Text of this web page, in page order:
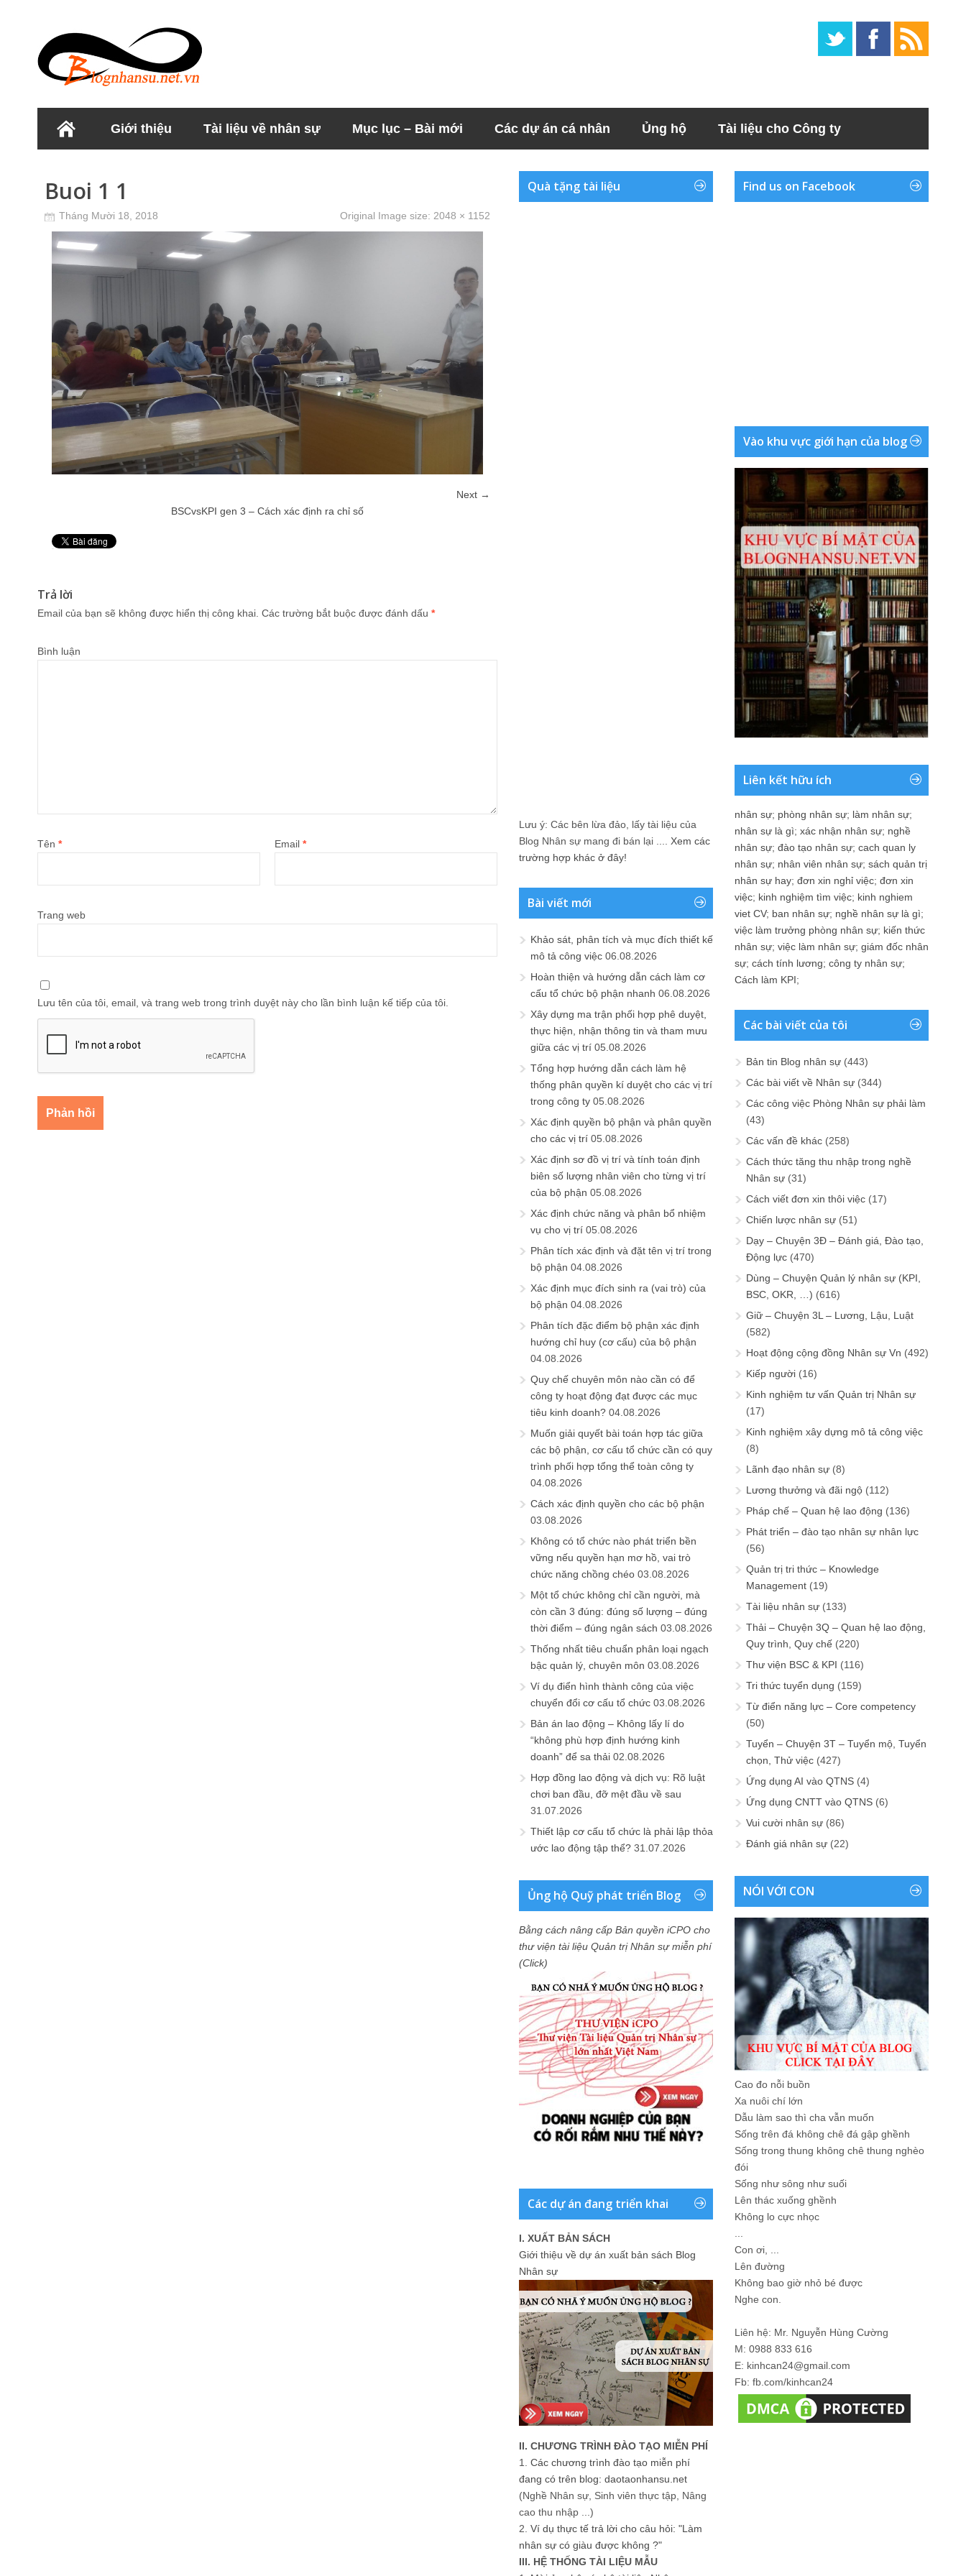
Giới thiệu Tài liệu về nhân sự Mục lục – Bài mới Các dự án cá nhân Ủng hộ Tài liệu cho Công ty
Buoi 1 1
Tháng Mười 18, 2018 Original Image size: 2048 × 1152
Next →
BSCvsKPI gen 3 – Cách xác định ra chỉ số
Trả lời
Email của bạn sẽ không được hiển thị công khai. Các trường bắt buộc được đánh dấu *
Bình luận
Tên * Email *
Trang web
Lưu tên của tôi, email, và trang web trong trình duyệt này cho lần bình luận kế tiếp của tôi.
Quà tặng tài liệu
Lưu ý: Các bên lừa đảo, lấy tài liệu của
Blog Nhân sự mang đi bán lại .... Xem các
trường hợp khác ở đây!
Bài viết mới
Khảo sát, phân tích và mục đích thiết kế
mô tả công việc 06.08.2026
Hoàn thiện và hướng dẫn cách làm cơ
cấu tổ chức bộ phận nhanh 06.08.2026
Xây dựng ma trận phối hợp phê duyệt,
thực hiện, nhận thông tin và tham mưu
giữa các vị trí 05.08.2026
Tổng hợp hướng dẫn cách làm hệ
thống phân quyền kí duyệt cho các vị trí
trong công ty 05.08.2026
Xác định quyền bộ phận và phân quyền
cho các vị trí 05.08.2026
Xác định sơ đồ vị trí và tính toán định
biên số lượng nhân viên cho từng vị trí
của bộ phận 05.08.2026
Xác định chức năng và phân bổ nhiệm
vụ cho vị trí 05.08.2026
Phân tích xác định và đặt tên vị trí trong
bộ phận 04.08.2026
Xác định mục đích sinh ra (vai trò) của
bộ phận 04.08.2026
Phân tích đặc điểm bộ phận xác định
hướng chỉ huy (cơ cấu) của bộ phận
04.08.2026
Quy chế chuyên môn nào cần có để
công ty hoạt động đạt được các mục
tiêu kinh doanh? 04.08.2026
Muốn giải quyết bài toán hợp tác giữa
các bộ phận, cơ cấu tổ chức cần có quy
trình phối hợp tổng thể toàn công ty
04.08.2026
Cách xác định quyền cho các bộ phận
03.08.2026
Không có tổ chức nào phát triển bền
vững nếu quyền hạn mơ hồ, vai trò
chức năng chồng chéo 03.08.2026
Một tổ chức không chỉ cần người, mà
còn cần 3 đúng: đúng số lượng – đúng
thời điểm – đúng ngân sách 03.08.2026
Thống nhất tiêu chuẩn phân loại ngạch
bậc quản lý, chuyên môn 03.08.2026
Ví dụ điển hình thành công của việc
chuyển đổi cơ cấu tổ chức 03.08.2026
Bản án lao động – Không lấy lí do
“không phù hợp định hướng kinh
doanh” để sa thải 02.08.2026
Hợp đồng lao động và dịch vụ: Rõ luật
chơi ban đầu, đỡ mệt đầu về sau
31.07.2026
Thiết lập cơ cấu tổ chức là phải lập thỏa
ước lao động tập thể? 31.07.2026
Ủng hộ Quỹ phát triển Blog
Bằng cách nâng cấp Bản quyền iCPO cho
thư viện tài liệu Quản trị Nhân sự miễn phí
(Click)
Các dự án đang triển khai
I. XUẤT BẢN SÁCH
Giới thiệu về dự án xuất bản sách Blog
Nhân sự
II. CHƯƠNG TRÌNH ĐÀO TẠO MIỄN PHÍ
1. Các chương trình đào tạo miễn phí
đang có trên blog: daotaonhansu.net
(Nghề Nhân sự, Sinh viên thực tập, Nâng
cao thu nhập ...)
2. Ví dụ thực tế trả lời cho câu hỏi: "Làm
nhân sự có giàu được không ?"
III. HỆ THỐNG TÀI LIỆU MẪU
Find us on Facebook
Vào khu vực giới hạn của blog
Liên kết hữu ích
nhân sự; phòng nhân sự; làm nhân sự;
nhân sự là gì; xác nhận nhân sự; nghề
nhân sự; đào tạo nhân sự; cach quan ly
nhân sự; nhân viên nhân sự; sách quản trị
nhân sự hay; đơn xin nghỉ việc; đơn xin
việc; kinh nghiệm tìm việc; kinh nghiem
viet CV; ban nhân sự; nghề nhân sự là gì;
việc làm trưởng phòng nhân sự; kiến thức
nhân sự; việc làm nhân sự; giám đốc nhân
sự; cách tính lương; công ty nhân sự;
Cách làm KPI;
Các bài viết của tôi
Bản tin Blog nhân sự (443)
Các bài viết về Nhân sự (344)
Các công việc Phòng Nhân sự phải làm
(43)
Các vấn đề khác (258)
Cách thức tăng thu nhập trong nghề
Nhân sự (31)
Cách viết đơn xin thôi việc (17)
Chiến lược nhân sự (51)
Dạy – Chuyện 3Đ – Đánh giá, Đào tạo,
Động lực (470)
Dùng – Chuyện Quản lý nhân sự (KPI,
BSC, OKR, …) (616)
Giữ – Chuyện 3L – Lương, Lậu, Luật
(582)
Hoạt động cộng đồng Nhân sự Vn (492)
Kiếp người (16)
Kinh nghiệm tư vấn Quản trị Nhân sự
(17)
Kinh nghiệm xây dựng mô tả công việc
(8)
Lãnh đạo nhân sự (8)
Lương thưởng và đãi ngộ (112)
Pháp chế – Quan hệ lao động (136)
Phát triển – đào tạo nhân sự nhân lực
(56)
Quản trị tri thức – Knowledge
Management (19)
Tài liệu nhân sự (133)
Thải – Chuyện 3Q – Quan hệ lao động,
Quy trình, Quy chế (220)
Thư viện BSC & KPI (116)
Tri thức tuyển dụng (159)
Từ điển năng lực – Core competency
(50)
Tuyển – Chuyện 3T – Tuyển mộ, Tuyển
chọn, Thử việc (427)
Ứng dụng AI vào QTNS (4)
Ứng dụng CNTT vào QTNS (6)
Vui cười nhân sự (86)
Đánh giá nhân sự (22)
NÓI VỚI CON
Cao đo nỗi buồn
Xa nuôi chí lớn
Dẫu làm sao thì cha vẫn muốn
Sống trên đá không chê đá gập ghềnh
Sống trong thung không chê thung nghèo
đói
Sống như sông như suối
Lên thác xuống ghềnh
Không lo cực nhọc
Con ơi, ...
Lên đường
Không bao giờ nhỏ bé được
Nghe con.
Liên hệ: Mr. Nguyễn Hùng Cường
M: 0988 833 616
E: kinhcan24@gmail.com
Fb: fb.com/kinhcan24